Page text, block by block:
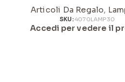
Articoli Da Regalo,
SKU:4070LAMP30
Accedi per vedere il